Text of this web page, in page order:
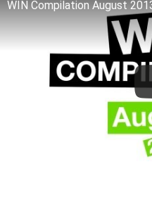
WIN Compilation August